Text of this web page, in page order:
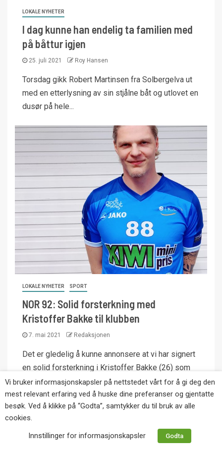
LOKALE NYHETER
I dag kunne han endelig ta familien med
på båttur igjen
25. juli 2021 Roy Hansen
Torsdag gikk Robert Martinsen fra Solbergelva ut
med en etterlysning av sin stjålne båt og utlovet en
dusør på hele...
LOKALE NYHETER SPORT
NOR 92: Solid forsterkning med
Kristoffer Bakke til klubben
7. mai 2021 Redaksjonen
Det er gledelig å kunne annonsere at vi har signert
en solid forsterkning i Kristoffer Bakke (26) som
kommer til...
Vi bruker informasjonskapsler på nettstedet vårt for å gi deg den
mest relevant erfaring ved å huske dine preferanser og gjentatte
besøk. Ved å klikke på “Godta”, samtykker du til bruk av alle
cookies.
Innstillinger for informasjonskapsler
Godta